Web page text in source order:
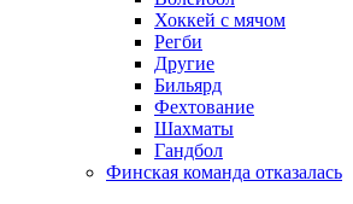
Хоккей с мячом
Регби
Другие
Бильярд
Фехтование
Шахматы
Гандбол
Финская команда отказалась